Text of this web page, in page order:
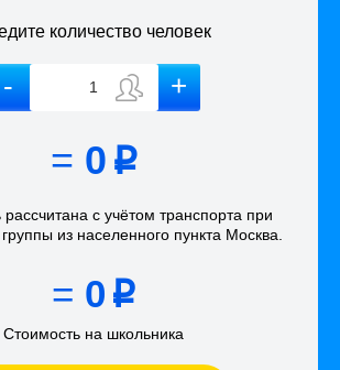
количество человек
= 0 p
с учётом транспорта при
из населенного пункта Москва
= 0 p
Стоимость на школьника